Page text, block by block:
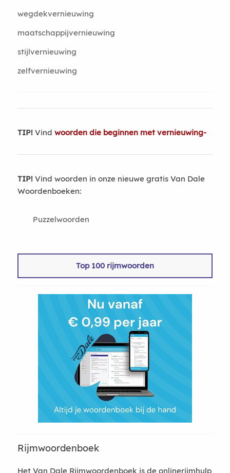
wegdekvernieuwing
maatschappijvernieuwing
stijlvernieuwing
zelfvernieuwing
TIP!Vind woorden die beginnen met vernieuwing-
TIP!Vind woorden in onze nieuwe gratis Van Dale
Woordenboeken:
Puzzelwoorden
Top 100 rijmwoorden
Rijmwoordenboek
Het Van Dale Rijmwoordenboek is de onlinerijmhulp